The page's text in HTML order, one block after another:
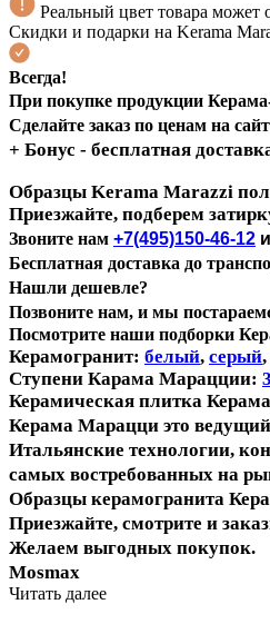
Реальный цвет товара может
Скидки и подарки на Kerama
Всегда!
При покупке продукции
Сделайте заказ по ценам на
+ Бонус - бесплатная
Образцы Kerama Marazzi
Приезжайте, подберем
Звоните нам +7(495)150-46-12
Бесплатная доставка до
Нашли дешевле?
Позвоните нам, и мы
Посмотрите наши подборки
Керамогранит: белый, серый,
Ступени Карама Марацции:
Керамическая плитка
Керама Марацци это ведущий
Итальянские технологии,
самых востребованных на
Образцы керамогранита
Приезжайте, смотрите и
Желаем выгодных покупок.
Mosmax
Читать далее